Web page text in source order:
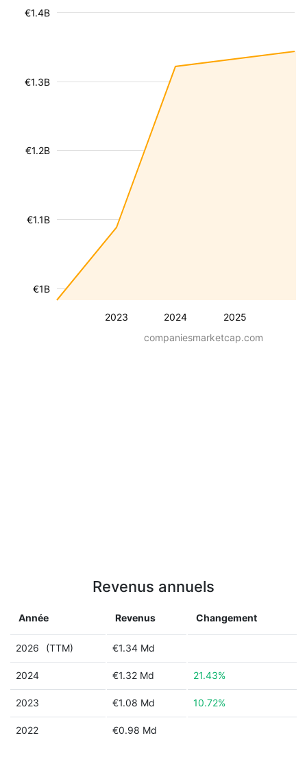
2023 2024 2025
€1B
€1.1B
€1.2B
€1.3B
€1.4B
companiesmarketcap.com
Revenus annuels
Année Revenus Changement
2026 (TTM) €1.34 Md
2024 €1.32 Md 21.43%
2023 €1.08 Md 10.72%
2022 €0.98 Md